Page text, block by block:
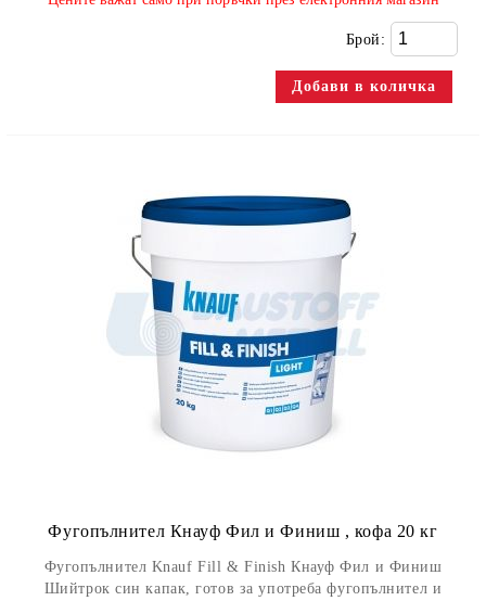
Брой:
Фугопълнител Кнауф Фил и Финиш , кофа 20 кг
Фугопълнител Knauf Fill & Finish Кнауф Фил и Финиш
Шийтрок син капак, готов за употреба фугопълнител и